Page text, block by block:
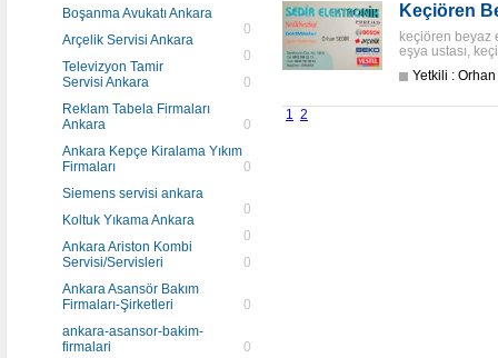
Boşanma Avukatı Ankara
0
Arçelik Servisi Ankara
0
Televizyon Tamir
Servisi Ankara
0
Reklam Tabela Firmaları
Ankara
0
Ankara Kepçe Kiralama Yıkım
Firmaları
0
Siemens servisi ankara
0
Koltuk Yıkama Ankara
0
Ankara Ariston Kombi
Servisi/Servisleri
0
Ankara Asansör Bakım
Firmaları-Şirketleri
0
ankara-asansor-bakim-
firmalari
0
Keçiören
keçiören beyaz
eşya ustası,
Yetkili :
1 2